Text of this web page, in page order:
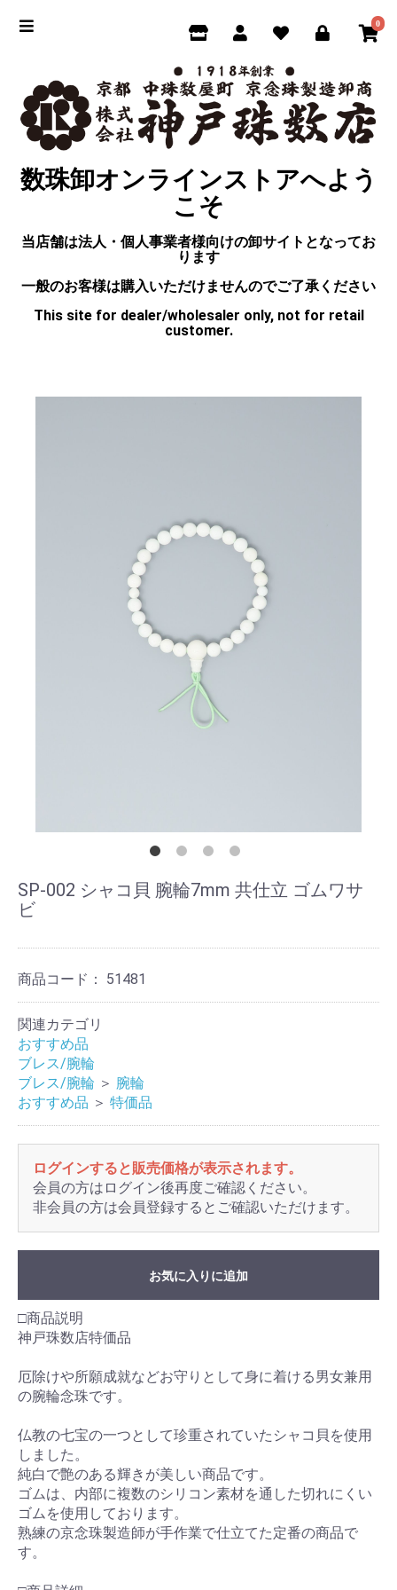
0
数珠卸オンラインストアへよう
こそ
当店舗は法人・個人事業者様向けの卸サイトとなってお
ります
一般のお客様は購入いただけませんのでご了承ください
This site for dealer/wholesaler only, not for retail
customer.
SP-002 シャコ貝 腕輪7mm 共仕立 ゴムワサ
ビ
商品コード： 51481
関連カテゴリ
おすすめ品
ブレス/腕輪
ブレス/腕輪 ＞ 腕輪
おすすめ品 ＞ 特価品
ログインすると販売価格が表示されます。
会員の方はログイン後再度ご確認ください。
非会員の方は会員登録するとご確認いただけます。
お気に入りに追加
□商品説明
神戸珠数店特価品
厄除けや所願成就などお守りとして身に着ける男女兼用
の腕輪念珠です。
仏教の七宝の一つとして珍重されていたシャコ貝を使用
しました。
純白で艶のある輝きが美しい商品です。
ゴムは、内部に複数のシリコン素材を通した切れにくい
ゴムを使用しております。
熟練の京念珠製造師が手作業で仕立てた定番の商品で
す。